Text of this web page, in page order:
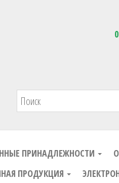
ПРИНАДЛЕЖНОСТИ
ПРОДУКЦИЯ